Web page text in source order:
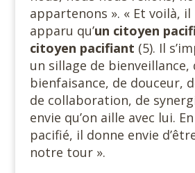
appartenons ». « Et voilà, il
apparu qu’un citoyen
citoyen pacifiant (5). Il
un sillage de bienveillance,
bienfaisance, de douceur,
de collaboration, de
envie qu’on aille avec lui.
pacifié, il donne envie
notre tour ».